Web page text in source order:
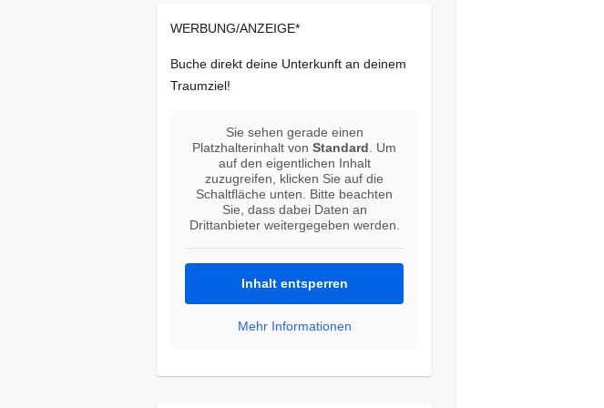
WERBUNG/ANZEIGE*
Buche direkt deine Unterkunft an deinem
Traumziel!
Sie sehen gerade einen
Platzhalterinhalt vonStandard . Um
auf den eigentlichen Inhalt
zuzugreifen, klicken Sie auf die
Schaltfläche unten. Bitte beachten
Sie, dass dabei Daten an
Drittanbieter weitergegeben werden.
Inhalt entsperren
Mehr Informationen